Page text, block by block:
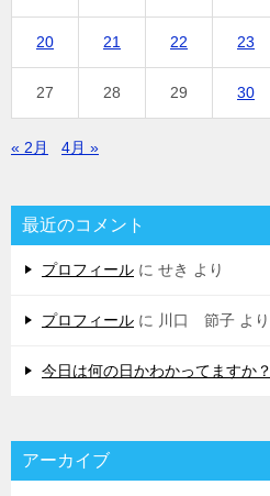
20 21 22 23
27 28 29 30
« 2月 4月 »
最近のコメント
プロフィール に せき より
プロフィール に 川口 節子 より
今日は何の日かわかってますか？
アーカイブ